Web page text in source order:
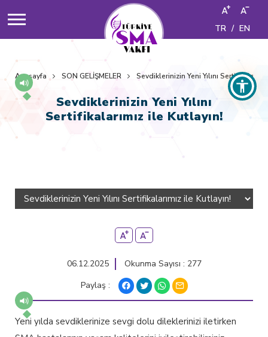
TR / EN
Anasayfa SON GELİŞMELER Sevdiklerinizin Yeni Yılını
Sevdiklerinizin Yeni Yılını
Sertifikalarımız ile Kutlayın!
06.12.2025
Okunma Sayısı : 277
Paylaş :
Yeni yılda sevdiklerinize sevgi dolu dileklerinizi iletirken